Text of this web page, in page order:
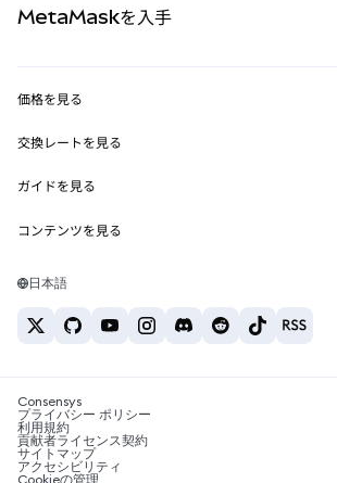
RWA
MetaMask Connect
Snaps
Web3サービス
MetaMaskを入手
セキュリティ
サポート
キャリア
お問い合わせ
価格を見る
イーサリアムの価格
Solanaの価格
Tetherの価格
交換レートを見る
ETH→USD
USDT→INR
BTC→INR
ETH→USDT
ガイドを見る
ETHの購入
USDTの購入
SHIBの購入
BNBの購入
コンテンツを見る
Solanaウォレット
税制関連ニュース
暗号資産の購入方法は？
ビットコインを売るには？
日本語
Consensys
プライバシー ポリシー
利用規約
貢献者ライセンス契約
サイトマップ
アクセシビリティ
Cookieの管理